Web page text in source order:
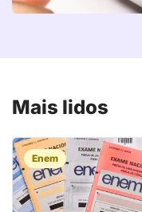
Mais lidos
Enem